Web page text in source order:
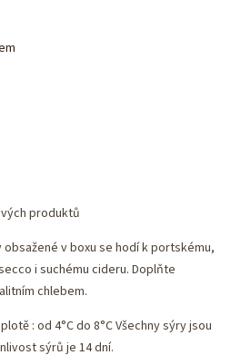
produktů
obsažené v boxu se hodí k portskému,
i suchému cideru. Doplňte
chlebem.
: od 4°C do 8°C Všechny sýry jsou
sýrů je 14 dní.